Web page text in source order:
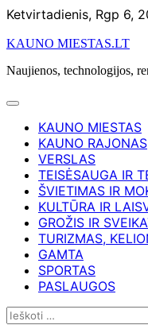
Skip
content
Ketvirtadienis, Rgp 6,
KAUNO MIESTAS.LT
Naujienos, technologijos,
KAUNO MIESTAS
KAUNO RAJONAS
VERSLAS
TEISĖSAUGA IR
ŠVIETIMAS IR
KULTŪRA IR
GROŽIS IR
TURIZMAS,
GAMTA
SPORTAS
PASLAUGOS
Ieškoti: